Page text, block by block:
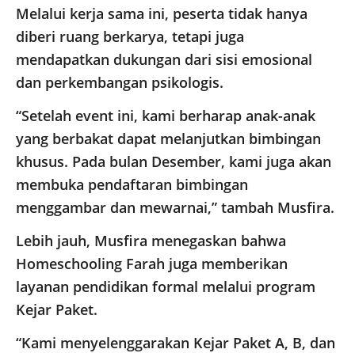
Melalui kerja sama ini, peserta tidak hanya
diberi ruang berkarya, tetapi juga
mendapatkan dukungan dari sisi emosional
dan perkembangan psikologis.
“Setelah event ini, kami berharap anak-anak
yang berbakat dapat melanjutkan bimbingan
khusus. Pada bulan Desember, kami juga akan
membuka pendaftaran bimbingan
menggambar dan mewarnai,” tambah Musfira.
Lebih jauh, Musfira menegaskan bahwa
Homeschooling Farah juga memberikan
layanan pendidikan formal melalui program
Kejar Paket.
“Kami menyelenggarakan Kejar Paket A, B, dan